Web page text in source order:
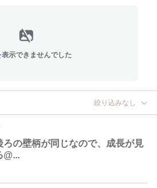
表示できませんでした
絞り込みなし
の壁柄が同じなので、成長が見
@...